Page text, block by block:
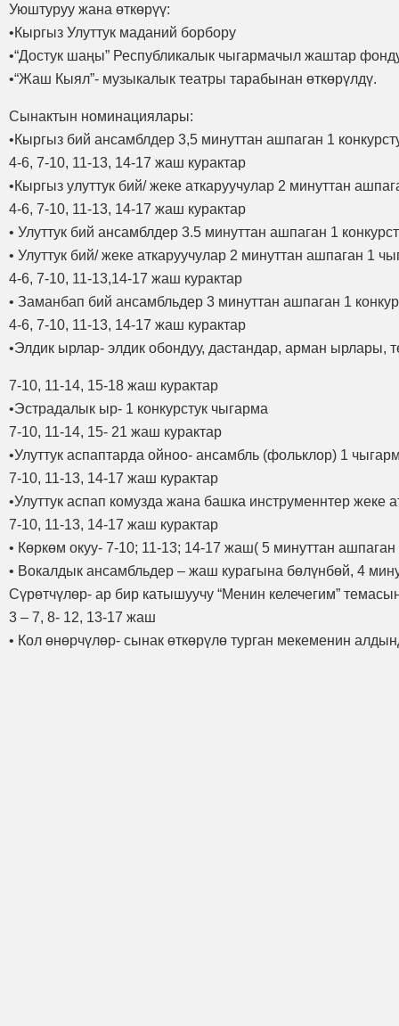
Уюштуруу жана өткөрүү:
•​Кыргыз Улуттук маданий борбору
•​“Достук шаңы” Республикалык чыгармачыл жаштар
•​“Жаш Кыял”- музыкалык театры тарабынан өткөрүлдү.
Сынактын номинациялары:
•​Кыргыз бий ансамблдер 3,5 минуттан ашпаган 1
4-6, 7-10, 11-13, 14-17 жаш курактар
•​Кыргыз улуттук бий/ жеке аткаруучулар 2 минуттан
4-6, 7-10, 11-13, 14-17 жаш курактар
• Улуттук бий ансамблдер 3.5 минуттан ашпаган 1
• Улуттук бий/ жеке аткаруучулар 2 минуттан ашпаган 1
4-6, 7-10, 11-13,14-17 жаш курактар
• Заманбап бий ансамбльдер 3 минуттан ашпаган 1
4-6, 7-10, 11-13, 14-17 жаш курактар
•​Элдик ырлар- элдик обондуу, дастандар, арман ырлары,
7-10, 11-14, 15-18 жаш курактар
•​Эстрадалык ыр- 1 конкурстук чыгарма
7-10, 11-14, 15- 21 жаш курактар
•​Улуттук аспаптарда ойноо- ансамбль (фольклор) 1
7-10, 11-13, 14-17 жаш курактар
•​Улуттук аспап комузда жана башка инструменнтер жеке
7-10, 11-13, 14-17 жаш курактар
• Көркөм окуу- 7-10; 11-13; 14-17 жаш( 5 минуттан
• Вокалдык ансамбльдер – жаш курагына бөлүнбөй, 4
Сүрөтчүлөр- ар бир катышуучу “Менин келечегим”
3 – 7, 8- 12, 13-17 жаш
• Кол өнөрчүлөр- сынак өткөрүлө турган мекеменин